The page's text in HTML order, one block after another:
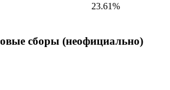
23.61%
сборы (неофициально)